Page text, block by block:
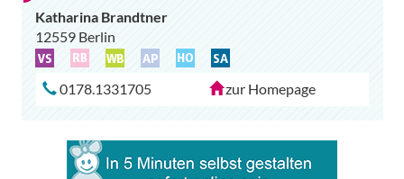
Katharina Brandtner
12559 Berlin
0178.1331705 zur Homepage